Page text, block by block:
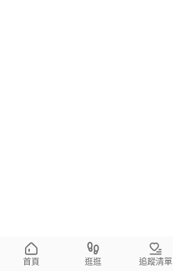
首頁 逛逛 追蹤清單